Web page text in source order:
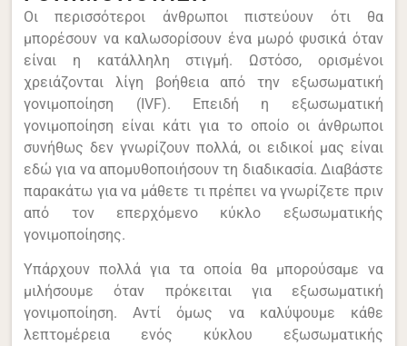
Οι περισσότεροι άνθρωποι πιστεύουν ότι θα
μπορέσουν να καλωσορίσουν ένα μωρό φυσικά όταν
είναι η κατάλληλη στιγμή. Ωστόσο, ορισμένοι
χρειάζονται λίγη βοήθεια από την εξωσωματική
γονιμοποίηση (IVF). Επειδή η εξωσωματική
γονιμοποίηση είναι κάτι για το οποίο οι άνθρωποι
συνήθως δεν γνωρίζουν πολλά, οι ειδικοί μας είναι
εδώ για να απομυθοποιήσουν τη διαδικασία. Διαβάστε
παρακάτω για να μάθετε τι πρέπει να γνωρίζετε πριν
από τον επερχόμενο κύκλο εξωσωματικής
γονιμοποίησης.
Υπάρχουν πολλά για τα οποία θα μπορούσαμε να
μιλήσουμε όταν πρόκειται για εξωσωματική
γονιμοποίηση. Αντί όμως να καλύψουμε κάθε
λεπτομέρεια ενός κύκλου εξωσωματικής